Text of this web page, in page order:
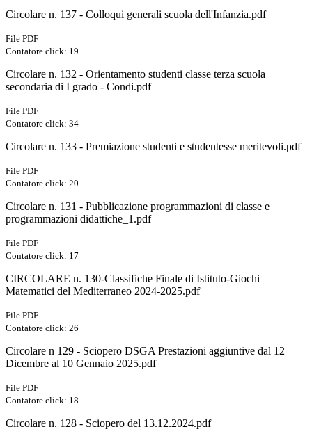
Circolare n. 137 - Colloqui generali scuola dell'Infanzia.pdf
File PDF
Contatore click: 19
Circolare n. 132 - Orientamento studenti classe terza scuola
secondaria di I grado - Condi.pdf
File PDF
Contatore click: 34
Circolare n. 133 - Premiazione studenti e studentesse meritevoli.pdf
File PDF
Contatore click: 20
Circolare n. 131 - Pubblicazione programmazioni di classe e
programmazioni didattiche_1.pdf
File PDF
Contatore click: 17
CIRCOLARE n. 130-Classifiche Finale di Istituto-Giochi
Matematici del Mediterraneo 2024-2025.pdf
File PDF
Contatore click: 26
Circolare n 129 - Sciopero DSGA Prestazioni aggiuntive dal 12
Dicembre al 10 Gennaio 2025.pdf
File PDF
Contatore click: 18
Circolare n. 128 - Sciopero del 13.12.2024.pdf